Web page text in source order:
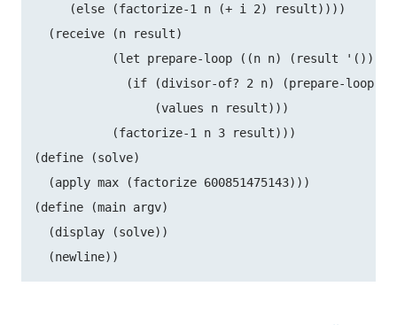
     (else (factorize-1 n (+ i 2) result))))
  (receive (n result)
           (let prepare-loop ((n n) (result '()))
(if (divisor-of? 2 n) (prepare-loop
                 (values n result)))
           (factorize-1 n 3 result)))
(define (solve)
  (apply max (factorize 600851475143)))
(define (main argv)
  (display (solve))